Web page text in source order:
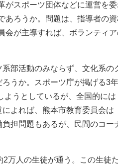
がスポーツ団体などに運営を委
あろうか。問題は、指導者の資
会が主導すれば、ボランティ
部活動のみならず、文化系の
うか。スポーツ庁が掲げる3
うとしているが、全国的に
よれば、熊本市教育委員会は
担問題もあるが、民間のコー
万人の生徒が通う。この生徒